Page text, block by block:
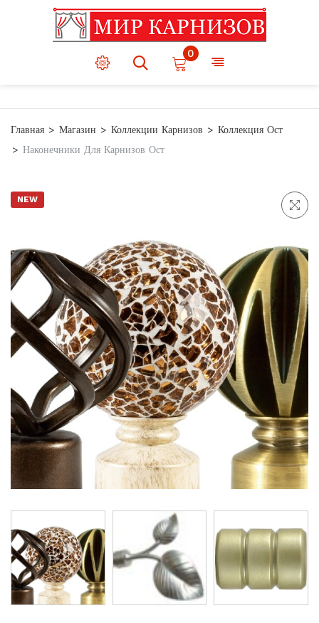
0
Главная Магазин Коллекции Карнизов
Коллекция Ост
Наконечники Для Карнизов Ост
NEW